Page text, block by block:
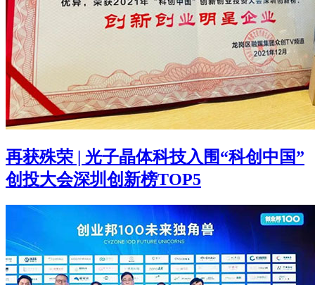
再获殊荣 | 光子晶体科技入围“科创中国”
创投大会深圳创新榜TOP5